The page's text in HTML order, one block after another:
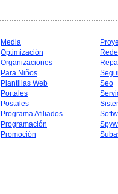
Media
Optimización
Organizaciones
Para Niños
Plantillas Web
Portales
Postales
Programa Afiliados
Programación
Promoción
Seo